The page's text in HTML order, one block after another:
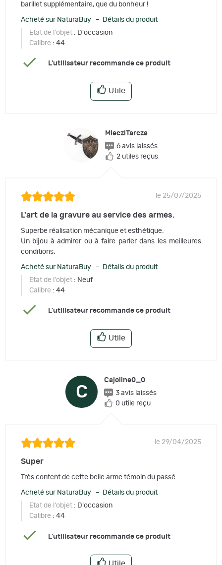
barillet supplémentaire, que du bonheur !
Acheté sur NaturaBuy – Détails du produit
Etat de l'objet : D'occasion
Calibre : 44
L'utilisateur recommande ce produit
Utile
MiecziTarcza
6 avis laissés
2 utiles reçus
le 25/07/2025
L'art de la gravure au service des armes.
Superbe réalisation mécanique et esthétique.
Un bijou à admirer ou à faire parler dans les meilleures
conditions.
Acheté sur NaturaBuy – Détails du produit
Etat de l'objet : Neuf
Calibre : 44
L'utilisateur recommande ce produit
Utile
C
Cajoline0_0
3 avis laissés
0 utile reçu
le 29/04/2025
Super
Très content de cette belle arme témoin du passé
Acheté sur NaturaBuy – Détails du produit
Etat de l'objet : D'occasion
Calibre : 44
L'utilisateur recommande ce produit